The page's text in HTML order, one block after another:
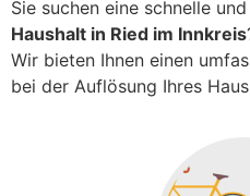
Sie suchen eine schnelle
Haushalt in Ried im Innkreis
Wir bieten Ihnen einen
bei der Auflösung Ihres